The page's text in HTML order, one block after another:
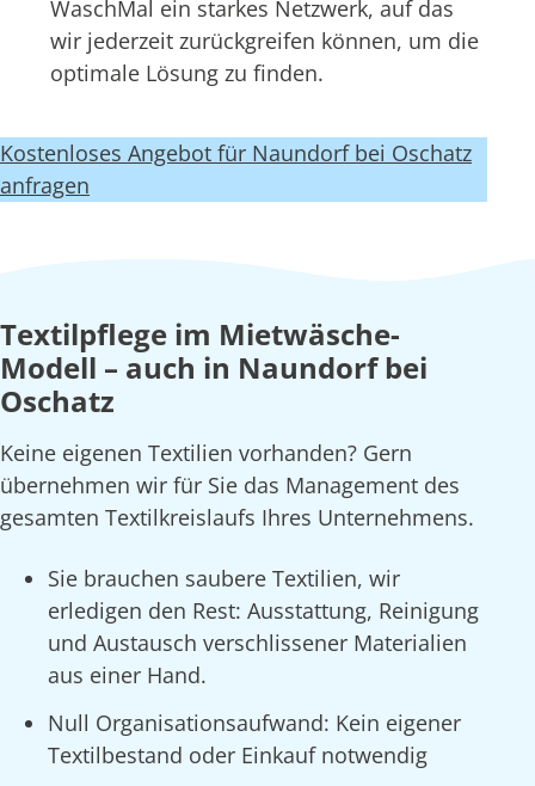
WaschMal ein starkes Netzwerk, auf das
wir jederzeit zurückgreifen können, um die
optimale Lösung zu finden.
Kostenloses Angebot für Naundorf bei Oschatz
anfragen
Textilpflege im Mietwäsche-
Modell – auch in Naundorf bei
Oschatz
Keine eigenen Textilien vorhanden? Gern
übernehmen wir für Sie das Management des
gesamten Textilkreislaufs Ihres Unternehmens.
Sie brauchen saubere Textilien, wir
erledigen den Rest: Ausstattung, Reinigung
und Austausch verschlissener Materialien
aus einer Hand.
Null Organisationsaufwand: Kein eigener
Textilbestand oder Einkauf notwendig